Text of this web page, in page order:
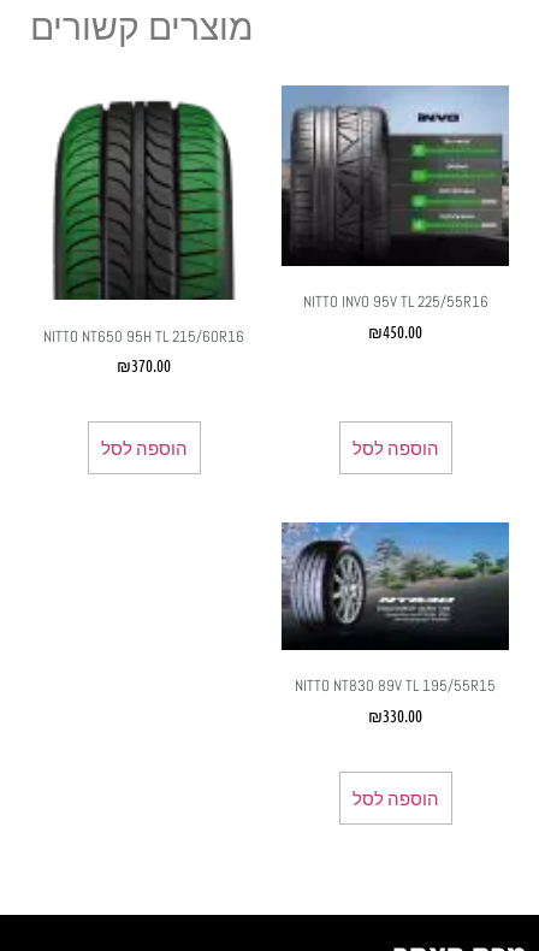
מוצרים קשורים
NITTO INVO 95V TL 225/55R16
₪450.00
הוספה לסל
NITTO NT650 95H TL 215/60R16
₪370.00
הוספה לסל
NITTO NT830 89V TL 195/55R15
₪330.00
הוספה לסל